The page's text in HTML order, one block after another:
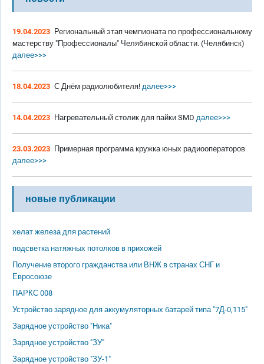
19.04.2023 Региональный этап чемпионата по профессиональному
мастерству "Профессионалы" Челябинской области. (Челябинск)
далее>>>
18.04.2023 С Днём радиолюбителя! далее>>>
14.04.2023 Нагревательный столик для пайки SMD далее>>>
23.03.2023 Примерная программа кружка юных радиооператоров
далее>>>
новые публикации
хелат железа для растений
подсветка натяжных потолков в прихожей
Получение второго гражданства или ВНЖ в странах СНГ и
Евросоюзе
ПАРКС 008
Устройство зарядное для аккумуляторных батарей типа "7Д-0,115"
Зарядное устройство "Ника"
Зарядное устройство "ЗУ"
Зарядное устройство "ЗУ-1"